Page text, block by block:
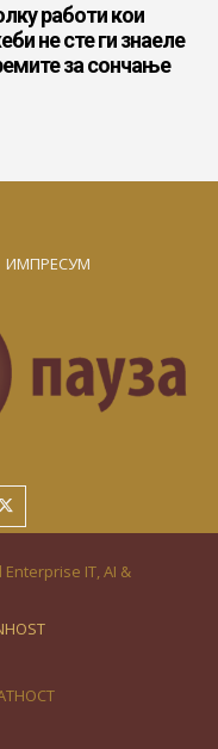
работи кои
не сте ги знаеле
за сончање
ИМПРЕСУМ
Enterprise IT, AI &